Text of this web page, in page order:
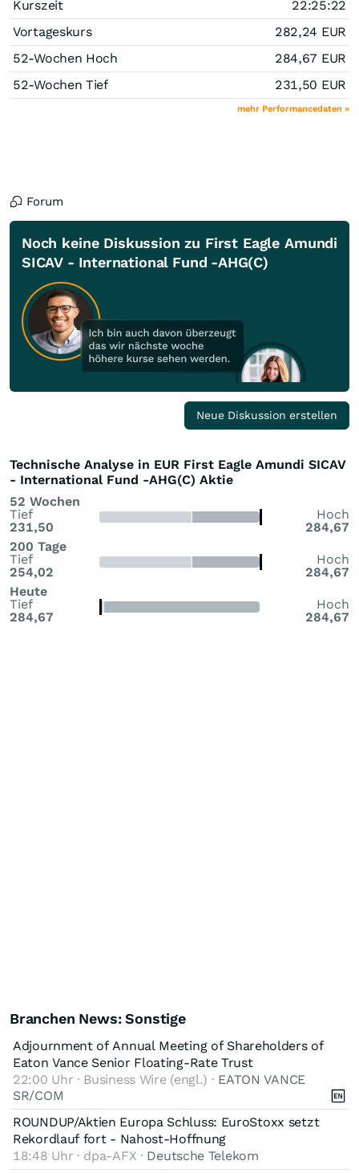
Kurszeit
22:25:22
Vortageskurs
282,24 EUR
52-Wochen Hoch
284,67 EUR
52-Wochen Tief
231,50 EUR
mehr Performancedaten »
Forum
Noch keine Diskussion zu First Eagle Amundi
SICAV - International Fund -AHG(C)
Neue Diskussion erstellen
Technische Analyse in EUR First Eagle Amundi SICAV
- International Fund -AHG(C) Aktie
52 Wochen
Tief
231,50
Hoch
284,67
200 Tage
Tief
254,02
Hoch
284,67
Heute
Tief
284,67
Hoch
284,67
Branchen News: Sonstige
Adjournment of Annual Meeting of Shareholders of
Eaton Vance Senior Floating-Rate Trust
22:00 Uhr · Business Wire (engl.) · EATON VANCE
SR/COM
ROUNDUP/Aktien Europa Schluss: EuroStoxx setzt
Rekordlauf fort - Nahost-Hoffnung
18:48 Uhr · dpa-AFX · Deutsche Telekom